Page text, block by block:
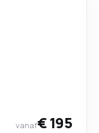
vanaf€ 195